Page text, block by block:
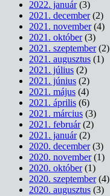
2022. január(3)
2021. december(2)
2021. november(4)
2021. október(3)
2021. szeptember(2)
2021. augusztus (1)
2021. július (2)
2021. június (2)
2021. május (4)
2021. április (6)
2021. március (3)
2021. február(2)
2021. január(2)
2020. december(3)
2020. november(1)
2020. október(1)
2020. szeptember(4)
2020. augusztus (3)